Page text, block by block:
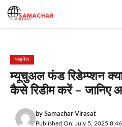
Skip
फाइनेंस
म्यूचुअल फंड रिडेम्प्शन
कैसे रिडीम करें – जानिए
by Samachar Virasat
Published On: July 5, 2025